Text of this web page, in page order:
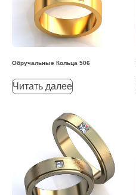
Обручальные Кольца 506
Читать далее